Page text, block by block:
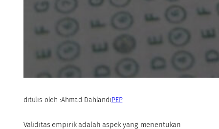
ditulis oleh :Ahmad DahlandiPEP
Validitas empirik adalah aspek yang menentukan